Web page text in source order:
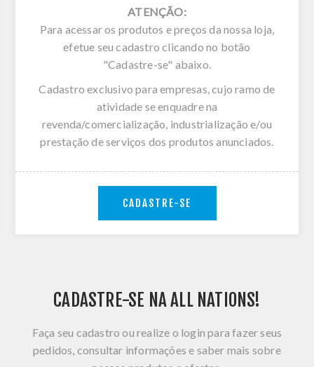
ATENÇÃO:
Para acessar os produtos e preços da nossa loja,
efetue seu cadastro clicando no botão
"Cadastre-se" abaixo.
Cadastro exclusivo para empresas, cujo ramo de
atividade se enquadre na
revenda/comercialização, industrialização e/ou
prestação de serviços dos produtos anunciados.
CADASTRE-SE
CADASTRE-SE NA ALL NATIONS!
Faça seu cadastro ou realize o login para fazer seus
pedidos, consultar informações e saber mais sobre